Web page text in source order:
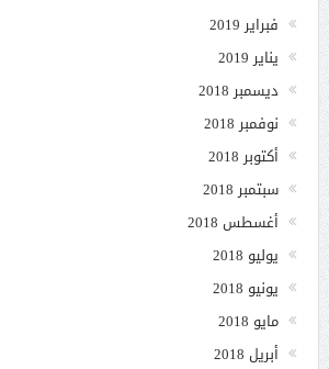
فبراير 2019
يناير 2019
ديسمبر 2018
نوفمبر 2018
أكتوبر 2018
سبتمبر 2018
أغسطس 2018
يوليو 2018
يونيو 2018
مايو 2018
أبريل 2018